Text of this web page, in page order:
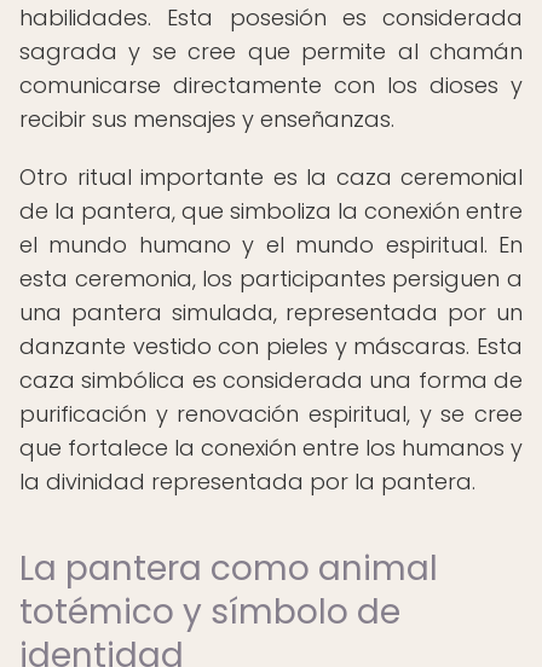
habilidades. Esta posesión es considerada
sagrada y se cree que permite al chamán
comunicarse directamente con los dioses y
recibir sus mensajes y enseñanzas.
Otro ritual importante es la caza ceremonial
de la pantera, que simboliza la conexión entre
el mundo humano y el mundo espiritual. En
esta ceremonia, los participantes persiguen a
una pantera simulada, representada por un
danzante vestido con pieles y máscaras. Esta
caza simbólica es considerada una forma de
purificación y renovación espiritual, y se cree
que fortalece la conexión entre los humanos y
la divinidad representada por la pantera.
La pantera como animal
totémico y símbolo de
identidad